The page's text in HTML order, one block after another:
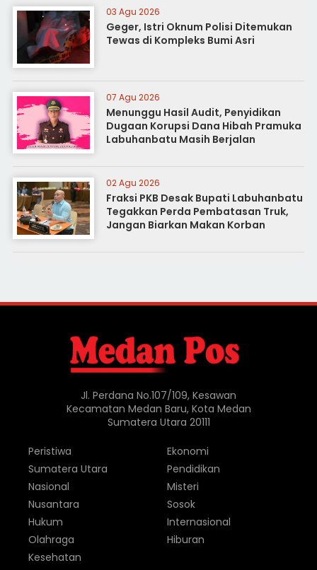
03 Agu 2026
Geger, Istri Oknum Polisi Ditemukan
Tewas di Kompleks Bumi Asri
07 Agu 2026
Menunggu Hasil Audit, Penyidikan
Dugaan Korupsi Dana Hibah Pramuka
Labuhanbatu Masih Berjalan
02 Agu 2026
Fraksi PKB Desak Bupati Labuhanbatu
Tegakkan Perda Pembatasan Truk,
Jangan Biarkan Makan Korban
Jl. Perdana No.107/109, Kesawan
Kecamatan Medan Baru, Kota Medan
Sumatera Utara 20111
Peristiwa
Sumatera Utara
Nasional
Nusantara
Hukum
Olahraga
Ekonomi
Pendidikan
Misteri
Sosok
Internasional
Hiburan
Kesehatan